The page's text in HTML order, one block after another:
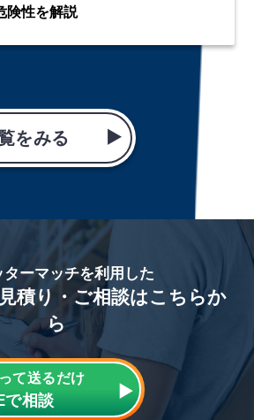
険性を解説
をみる
ターマッチを利用した
積り・ご相談はこちらか
ら
て送るだけ
で相談